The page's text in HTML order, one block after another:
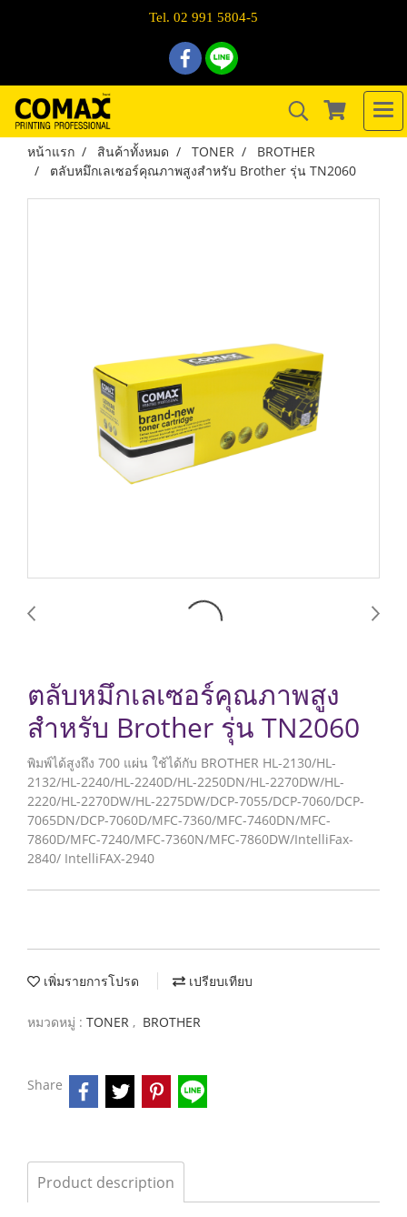
Tel. 02 991 5804-5
หน้าแรก สินค้าทั้งหมด TONER
BROTHER
ตลับหมึกเลเซอร์คุณภาพสูงสำหรับ Brother รุ่น TN2060
ตลับหมึกเลเซอร์คุณภาพสูง
สำหรับ Brother รุ่น TN2060
พิมพ์ได้สูงถึง 700 แผ่น ใช้ได้กับ BROTHER HL-2130/HL-
2132/HL-2240/HL-2240D/HL-2250DN/HL-2270DW/HL-
2220/HL-2270DW/HL-2275DW/DCP-7055/DCP-7060/DCP-
7065DN/DCP-7060D/MFC-7360/MFC-7460DN/MFC-
7860D/MFC-7240/MFC-7360N/MFC-7860DW/IntelliFax-
2840/ IntelliFAX-2940
เพิ่มรายการโปรด เปรียบเทียบ
หมวดหมู่ : TONER , BROTHER
Share
Product description